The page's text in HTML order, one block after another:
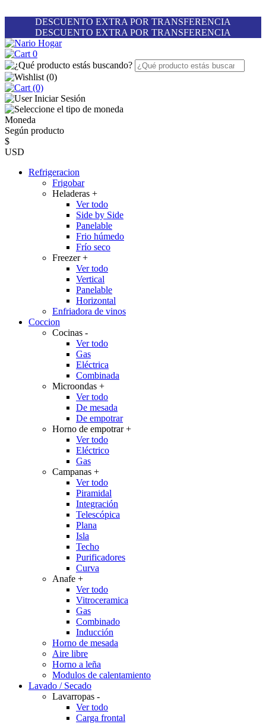
DESCUENTO EXTRA POR TRANSFERENCIA
DESCUENTO EXTRA POR TRANSFERENCIA
0
(0)
(0)
Iniciar Sesión
Moneda
Según producto
$
USD
Refrigeracion
Frigobar
Heladeras +
Ver todo
Side by Side
Panelable
Frio húmedo
Frío seco
Freezer+
Ver todo
Vertical
Panelable
Horizontal
Enfriadora de vinos
Coccion
Cocinas -
Ver todo
Gas
Eléctrica
Combinada
Microondas +
Ver todo
De mesada
De empotrar
Horno de empotrar+
Ver todo
Eléctrico
Gas
Campanas +
Ver todo
Piramidal
Integración
Telescópica
Plana
Isla
Techo
Purificadores
Curva
Anafe +
Ver todo
Vitroceramica
Gas
Combinado
Inducción
Horno de mesada
Aire libre
Horno a leña
Modulos de calentamiento
Lavado / Secado
Lavarropas -
Ver todo
Carga frontal